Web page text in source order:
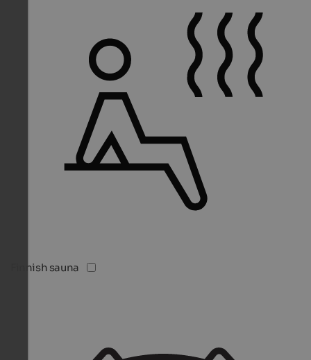
Finnish sauna